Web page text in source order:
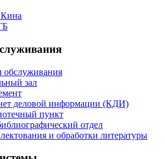
обслуживания
зал
деловой информации (КДИ)
пункт
отдел
и обработки литературы